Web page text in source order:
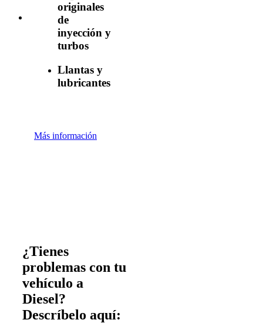
originales
de
inyección y
turbos
Llantas y
lubricantes
Más información
¿Tienes
problemas con tu
vehículo a
Diesel?
Descríbelo aquí: